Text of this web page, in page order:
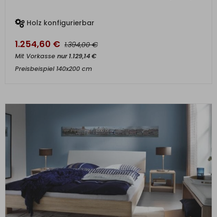
Holz konfigurierbar
1.254,60 € 1.394,00€
Mit Vorkasse nur1.129,14€
Preisbeispiel 140x200 cm